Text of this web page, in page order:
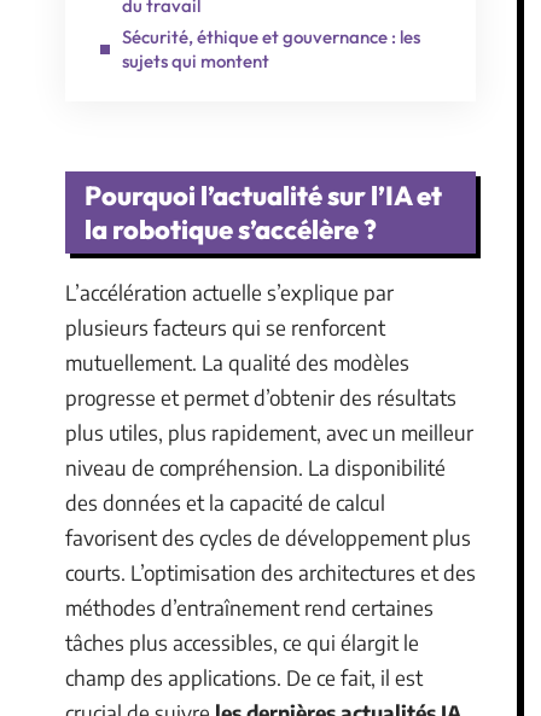
du travail
Sécurité, éthique et gouvernance : les
sujets qui montent
Pourquoi l’actualité sur l’IA et
la robotique s’accélère ?
L’accélération actuelle s’explique par
plusieurs facteurs qui se renforcent
mutuellement. La qualité des modèles
progresse et permet d’obtenir des résultats
plus utiles, plus rapidement, avec un meilleur
niveau de compréhension. La disponibilité
des données et la capacité de calcul
favorisent des cycles de développement plus
courts. L’optimisation des architectures et des
méthodes d’entraînement rend certaines
tâches plus accessibles, ce qui élargit le
champ des applications. De ce fait, il est